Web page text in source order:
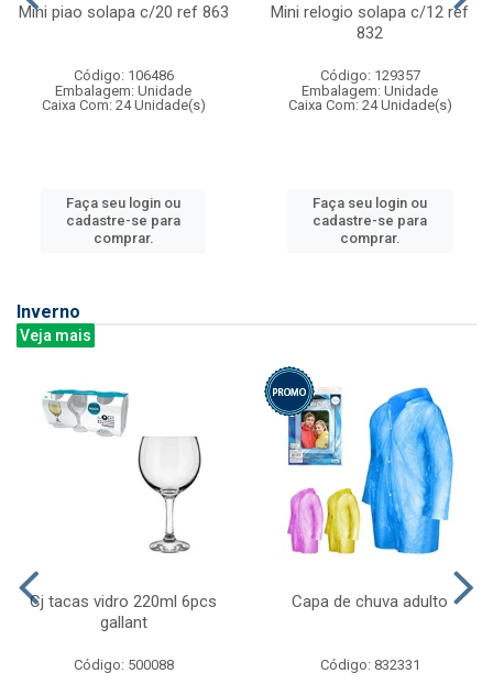
Mini piao solapa c/20 ref 863
Código: 106486
Embalagem: Unidade
Caixa Com: 24 Unidade(s)
Faça seu login ou
cadastre-se para
comprar.
Mini relogio solapa c/12 ref
832
Código: 129357
Embalagem: Unidade
Caixa Com: 24 Unidade(s)
Faça seu login ou
cadastre-se para
comprar.
Inverno
Veja mais
Cj tacas vidro 220ml 6pcs
gallant
Código: 500088
Capa de chuva adulto
Código: 832331